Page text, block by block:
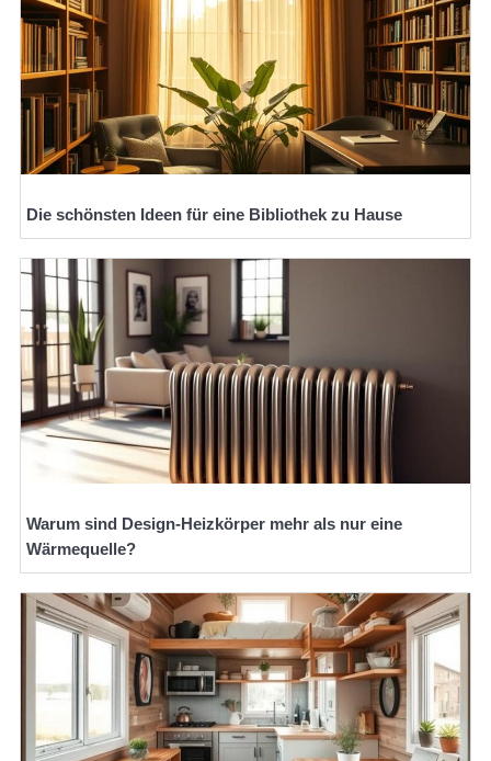
Die schönsten Ideen für eine Bibliothek zu Hause
Warum sind Design-Heizkörper mehr als nur eine
Wärmequelle?